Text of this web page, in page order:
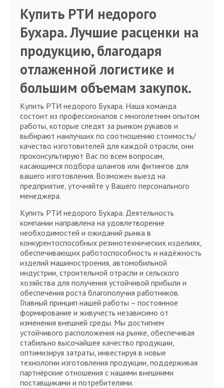
Купить РТИ недорого
Бухара. Лучшие расценки на
продукцию, благодаря
отлаженной логистике и
большим объемам закупок.
Купить РТИ недорого Бухара. Наша команда
состоит из профессионалов с многолетним опытом
работы, которые следят за рынком рукавов и
выбирают наилучших по соотношению стоимость/
качество изготовителей для каждой отрасли, они
проконсультируют Вас по всем вопросам,
касающимся подбора шлангов или фитингов для
вашего изготовления. Возможен выезд на
предприятие, уточняйте у Вашего персонального
менеджера.
Купить РТИ недорого Бухара. Деятельность
компании направлена на удовлетворение
необходимостей и ожиданий рынка в
конкурентоспособных резинотехнических изделиях,
обеспечивающих работоспособность и надёжность
изделий машиностроения, автомобильной
индустрии, строительной отрасли и сельского
хозяйства для получения устойчивой прибыли и
обеспечения роста благополучия работников.
Главный принцип нашей работы – постоянное
формирование и живучесть независимо от
изменения внешней среды. Мы достигнем
устойчивого расположения на рынке, обеспечивая
стабильно высочайшее качество продукции,
оптимизируя затраты, инвестируя в новые
технологии изготовления продукции, поддерживая
партнёрские отношения с нашими внешними
поставщиками и потребителями.